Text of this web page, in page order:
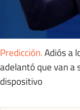
Predicción.Adiós a
adelantó que van a
dispositivo